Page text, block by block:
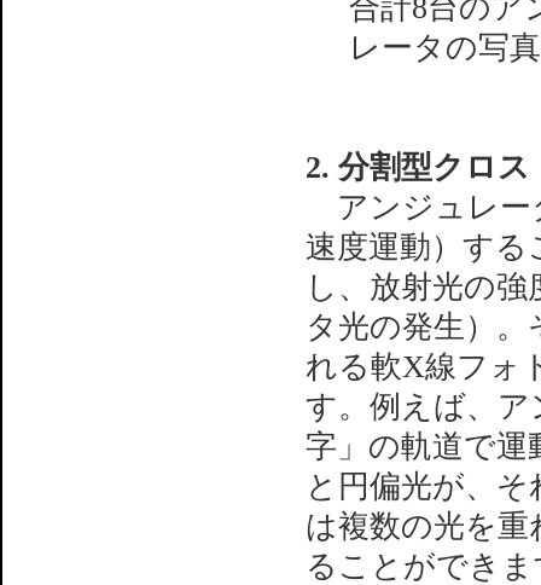
合計8台のア
レータの写
2. 分割型クロ
アンジュレー
速度運動）する
し、放射光の
タ光の発生）
れる軟X線フォ
す。例えば、ア
字」の軌道で運
と円偏光が、
は複数の光を
ることができ